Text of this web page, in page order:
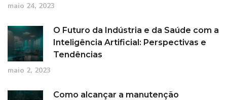
maio 24, 2023
O Futuro da Indústria e da Saúde com a
Inteligência Artificial: Perspectivas e
Tendências
maio 2, 2023
Como alcançar a manutenção